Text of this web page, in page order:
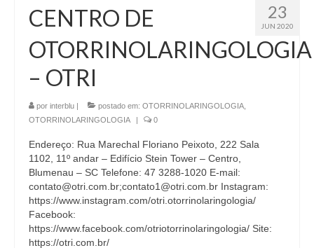
23
JUN 2020
CENTRO DE
OTORRINOLARINGOLOGIA
– OTRI
por interblu | postado em: OTORRINOLARINGOLOGIA
OTORRINOLARINGOLOGIA
| 0
Endereço: Rua Marechal Floriano Peixoto, 222 Sala
1102, 11º andar – Edifício Stein Tower – Centro,
Blumenau – SC Telefone: 47 3288-1020 E-mail:
contato@otri.com.br;contato1@otri.com.br Instagram:
https://www.instagram.com/otri.otorrinolaringologia/
Facebook:
https://www.facebook.com/otriotorrinolaringologia/ Site:
https://otri.com.br/